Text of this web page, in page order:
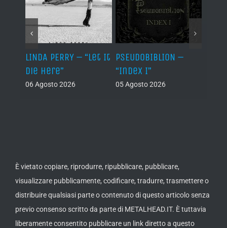
LINDA PERRY – “Let It
Die Here”
06 Agosto 2026
PSEUDOBIBLION –
“Index I”
05 Agosto 2026
È vietato copiare, riprodurre, ripubblicare, pubblicare,
visualizzare pubblicamente, codificare, tradurre, trasmettere o
distribuire qualsiasi parte o contenuto di questo articolo senza
previo consenso scritto da parte di METALHEAD.IT. È tuttavia
liberamente consentito pubblicare un link diretto a questo